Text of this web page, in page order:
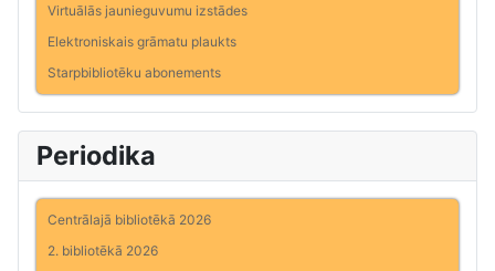
Virtuālās jaunieguvumu izstādes
Elektroniskais grāmatu plaukts
Starpbibliotēku abonements
Periodika
Centrālajā bibliotēkā 2026
2. bibliotēkā 2026